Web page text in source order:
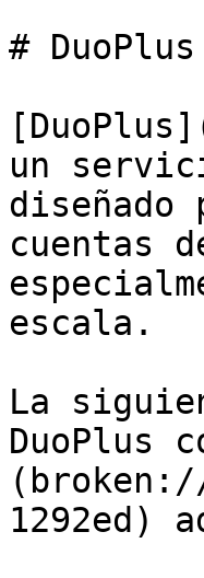
# DuoPlus
un
cuentas
escala.
La
DuoPlus
(broken://
1292ed)